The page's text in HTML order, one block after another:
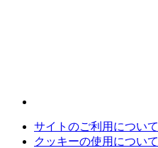
サイトのご利用について
クッキーの使用について